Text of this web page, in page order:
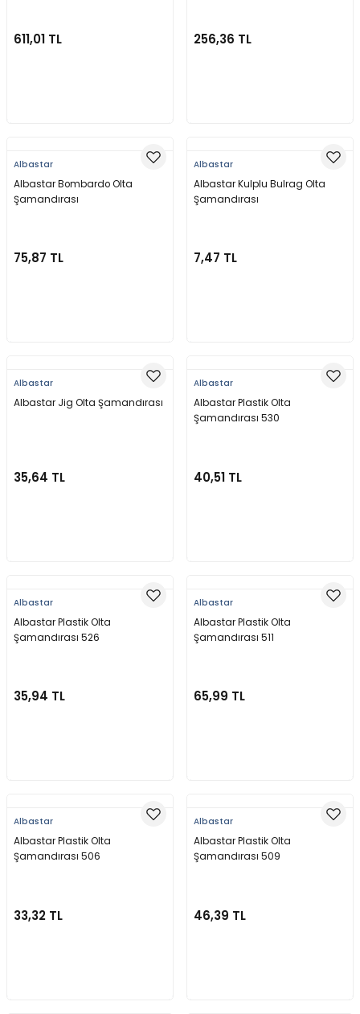
611,01 TL 256,36 TL
Albastar
Albastar Bombardo Olta
Şamandırası
75,87 TL
Albastar
Albastar Kulplu Bulrag Olta
Şamandırası
7,47 TL
Albastar
Albastar Jig Olta Şamandırası
35,64 TL
Albastar
Albastar Plastik Olta
Şamandırası 530
40,51 TL
Albastar
Albastar Plastik Olta
Şamandırası 526
35,94 TL
Albastar
Albastar Plastik Olta
Şamandırası 511
65,99 TL
Albastar
Albastar Plastik Olta
Şamandırası 506
33,32 TL
Albastar
Albastar Plastik Olta
Şamandırası 509
46,39 TL